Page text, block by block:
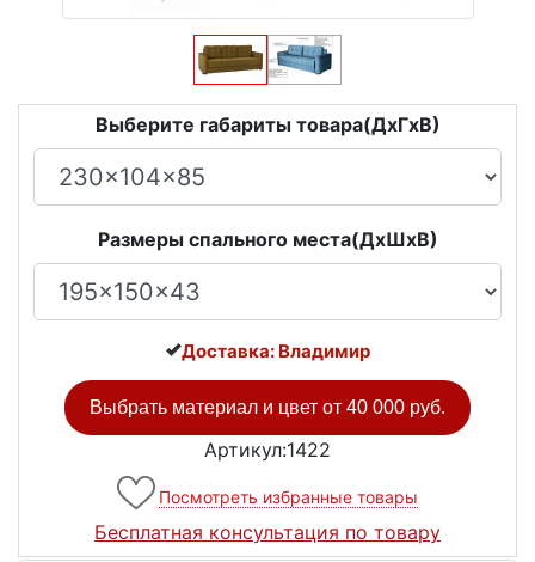
Выберите габариты товара(ДxГxВ)
Размеры спального места(ДxШxВ)
Доставка: Владимир
Выбрать материал и цвет от 40 000 руб.
Артикул:1422
Посмотреть избранные товары
Бесплатная консультация по товару